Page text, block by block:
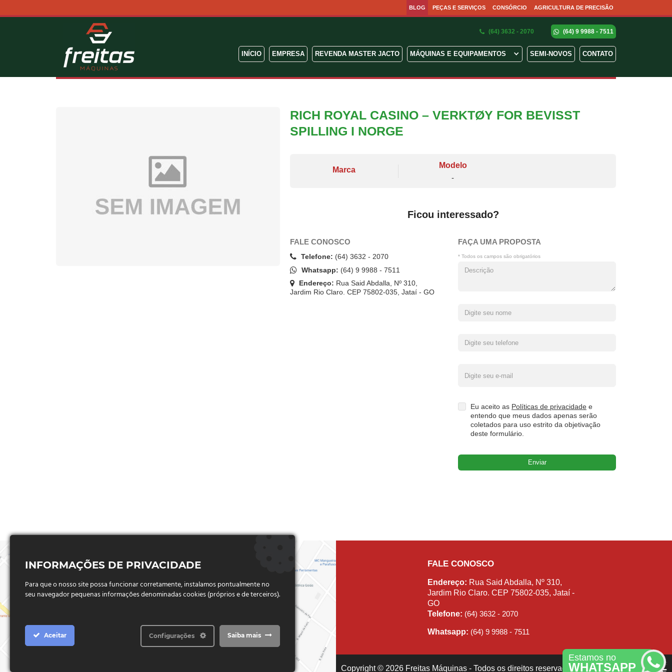
BLOG PEÇAS E SERVIÇOS CONSÓRCIO AGRICULTURA DE PRECISÃO
(64) 3632 - 2070 (64) 9 9988 - 7511
INÍCIO EMPRESA REVENDA MASTER JACTO MÁQUINAS E EQUIPAMENTOS SEMI-NOVOS CONTATO
RICH ROYAL CASINO – VERKTØY FOR BEVISST
SPILLING I NORGE
Marca
Modelo
-
Ficou interessado?
FALE CONOSCO
Telefone: (64) 3632 - 2070
Whatsapp: (64) 9 9988 - 7511
Endereço: Rua Said Abdalla, Nº 310,
Jardim Rio Claro. CEP 75802-035, Jataí - GO
FAÇA UMA PROPOSTA
* Todos os campos são obrigatórios
Eu aceito as Políticas de privacidade e
entendo que meus dados apenas serão
coletados para uso estrito da objetivação
deste formulário.
Estamos no
WHATSAPP
FALE CONOSCO
Endereço: Rua Said Abdalla, Nº 310,
Jardim Rio Claro. CEP 75802-035, Jataí -
GO
Telefone: (64) 3632 - 2070
Whatsapp: (64) 9 9988 - 7511
Copyright © 2026 Freitas Máquinas - Todos os direitos reservados
INFORMAÇÕES DE PRIVACIDADE
Para que o nosso site possa funcionar corretamente, instalamos pontualmente no
seu navegador pequenas informações denominadas cookies (próprios e de terceiros).
Aceitar Saiba mais
Configurações